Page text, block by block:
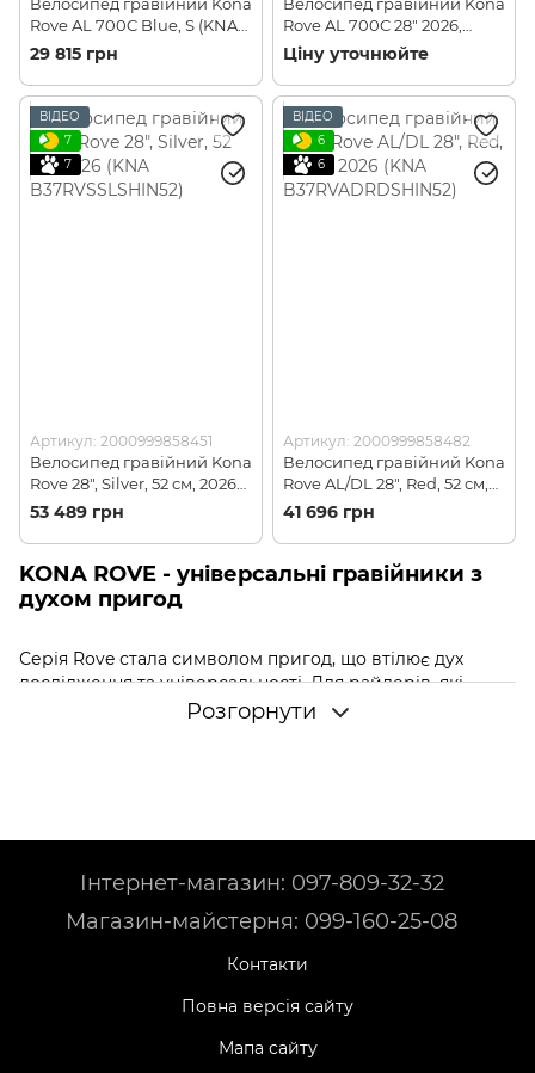
Rove AL 700C Blue, S (KNA
B36RV7050)
29 815 грн
Rove AL 700C 28" 2026,
Blue, 52(KNA
B37RVABLSHIN52)
Ціну уточнюйте
ВІДЕО
7
7
Артикул: 2000999858451
Велосипед гравійний Kona
Rove 28", Silver, 52 см, 2026
(KNA B37RVSSLSHIN52)
53 489 грн
ВІДЕО
6
6
Артикул: 2000999858482
Велосипед гравійний Kona
Rove AL/DL 28", Red, 52 см,
2026 (KNA
B37RVADRDSHIN52)
41 696 грн
KONA ROVE - універсальні гравійники з
духом пригод
Серія Rove стала символом пригод, що втілює дух
дослідження та універсальності. Для райдерів, які
шукають надійного супутника на різноманітній
довговічністю.
бути дорожні велосипеди, наповнені ноткою чуття, яка
виділяє їх серед звичайних.
Асортимент велосипедів Kona Rove у
Розгорнути
Інтернет-магазин: 097-809-32-32
Магазин-майстерня: 099-160-25-08
Контакти
Повна версія сайту
Мапа сайту